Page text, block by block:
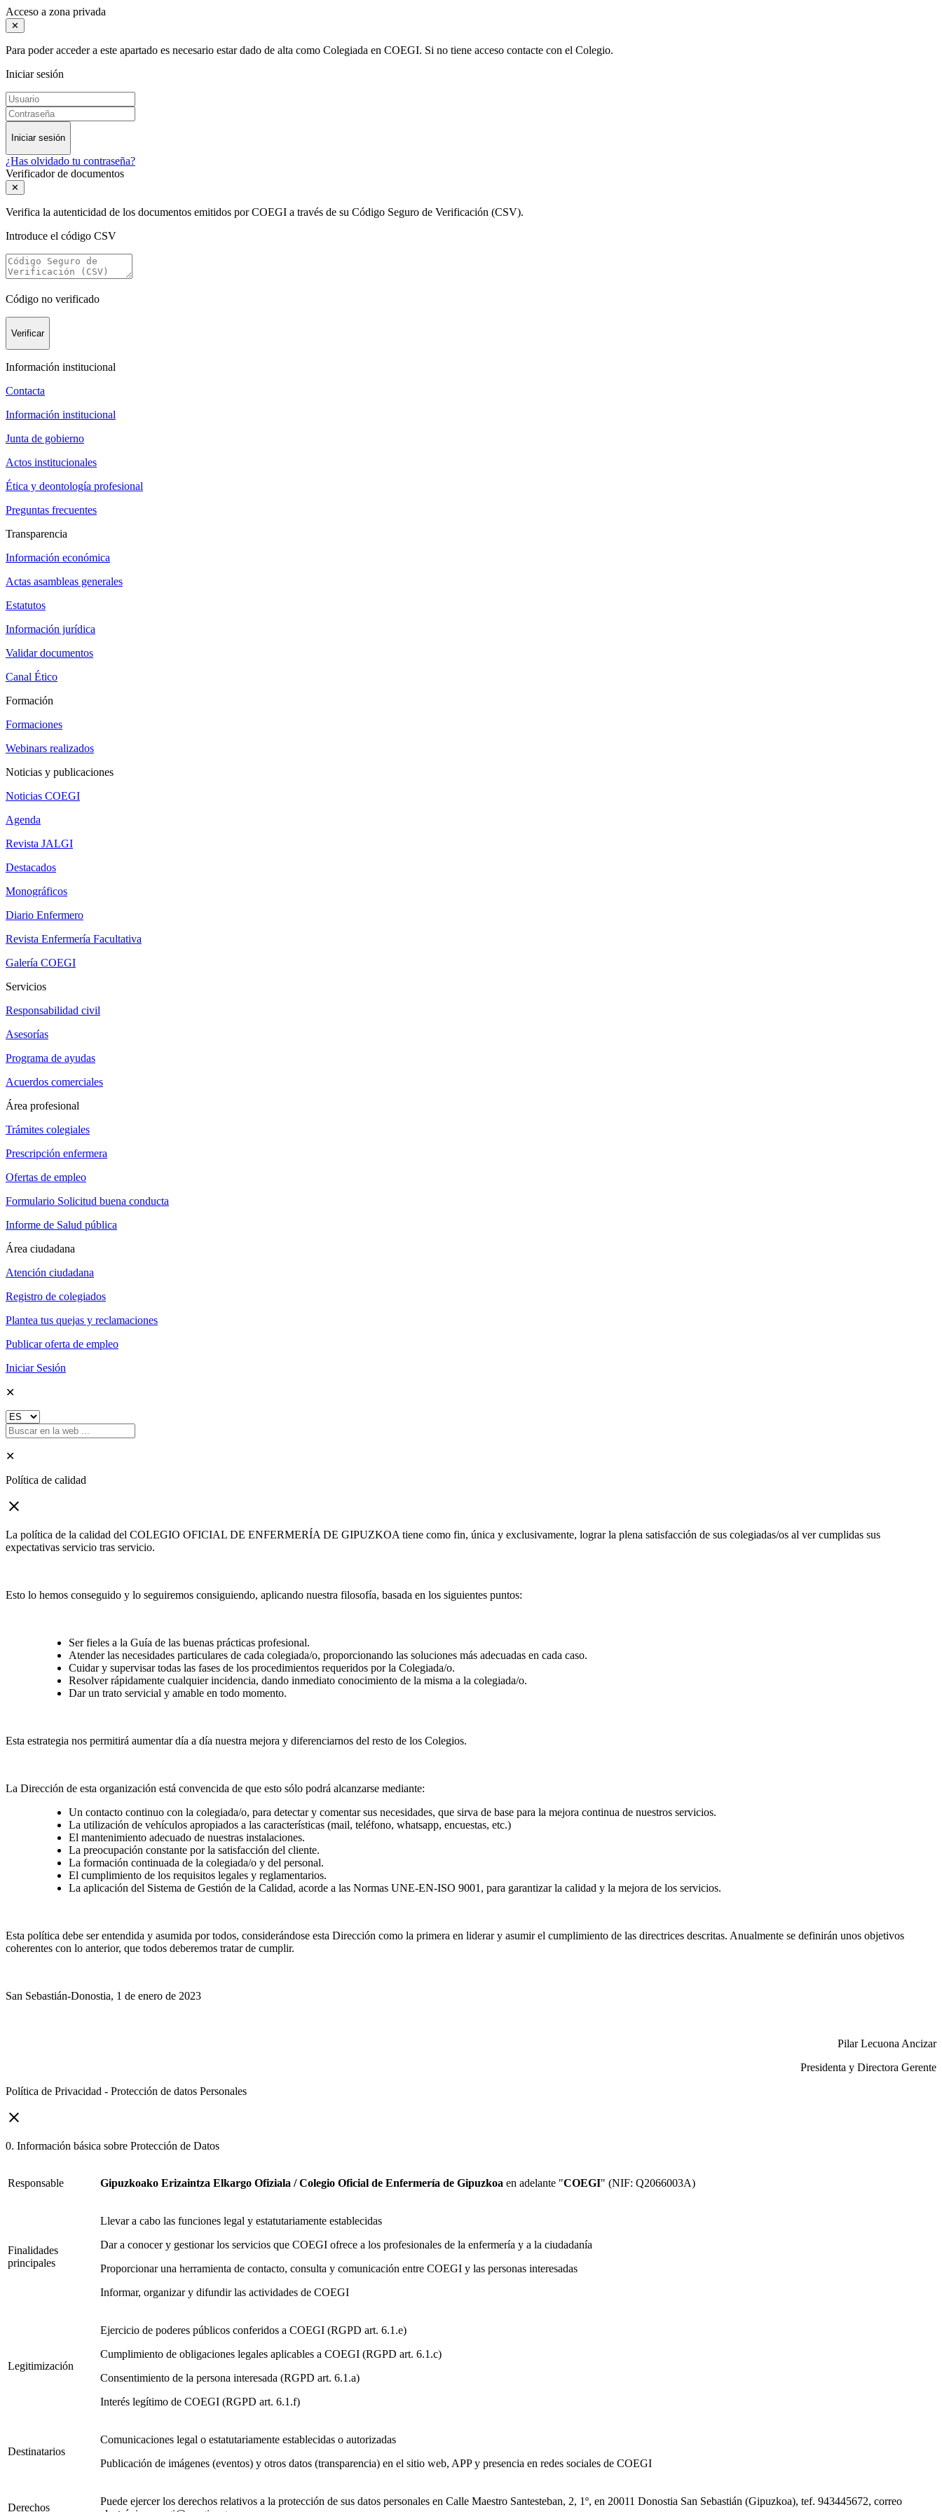
Acceso a zona privada
✕
Para poder acceder a este apartado es necesario estar dado de alta como Colegiada en COEGI. Si no tiene acceso contacte con el Colegio.
Iniciar sesión
Iniciar sesión
¿Has olvidado tu contraseña?
Verificador de documentos
✕
Verifica la autenticidad de los documentos emitidos por COEGI a través de su Código Seguro de Verificación (CSV).
Introduce el código CSV
Código no verificado
Verificar
Información institucional
Contacta
Información institucional
Junta de gobierno
Actos institucionales
Ética y deontología profesional
Preguntas frecuentes
Transparencia
Información económica
Actas asambleas generales
Estatutos
Información jurídica
Validar documentos
Canal Ético
Formación
Formaciones
Webinars realizados
Noticias y publicaciones
Noticias COEGI
Agenda
Revista JALGI
Destacados
Monográficos
Diario Enfermero
Revista Enfermería Facultativa
Galería COEGI
Servicios
Responsabilidad civil
Asesorías
Programa de ayudas
Acuerdos comerciales
Área profesional
Trámites colegiales
Prescripción enfermera
Ofertas de empleo
Formulario Solicitud buena conducta
Informe de Salud pública
Área ciudadana
Atención ciudadana
Registro de colegiados
Plantea tus quejas y reclamaciones
Publicar oferta de empleo
Iniciar Sesión
✕
✕
Política de calidad
close
La política de la calidad del COLEGIO OFICIAL DE ENFERMERÍA DE GIPUZKOA tiene como fin, única y exclusivamente, lograr la plena satisfacción de sus colegiadas/os al ver cumplidas sus
expectativas servicio tras servicio.
Esto lo hemos conseguido y lo seguiremos consiguiendo, aplicando nuestra filosofía, basada en los siguientes puntos:
Ser fieles a la Guía de las buenas prácticas profesional.
Atender las necesidades particulares de cada colegiada/o, proporcionando las soluciones más adecuadas en cada caso.
Cuidar y supervisar todas las fases de los procedimientos requeridos por la Colegiada/o.
Resolver rápidamente cualquier incidencia, dando inmediato conocimiento de la misma a la colegiada/o.
Dar un trato servicial y amable en todo momento.
Esta estrategia nos permitirá aumentar día a día nuestra mejora y diferenciarnos del resto de los Colegios.
La Dirección de esta organización está convencida de que esto sólo podrá alcanzarse mediante:
Un contacto continuo con la colegiada/o, para detectar y comentar sus necesidades, que sirva de base para la mejora continua de nuestros servicios.
La utilización de vehículos apropiados a las características (mail, teléfono, whatsapp, encuestas, etc.)
El mantenimiento adecuado de nuestras instalaciones.
La preocupación constante por la satisfacción del cliente.
La formación continuada de la colegiada/o y del personal.
El cumplimiento de los requisitos legales y reglamentarios.
La aplicación del Sistema de Gestión de la Calidad, acorde a las Normas UNE-EN-ISO 9001, para garantizar la calidad y la mejora de los servicios.
Esta política debe ser entendida y asumida por todos, considerándose esta Dirección como la primera en liderar y asumir el cumplimiento de las directrices descritas. Anualmente se definirán unos objetivos
coherentes con lo anterior, que todos deberemos tratar de cumplir.
San Sebastián-Donostia, 1 de enero de 2023
Pilar Lecuona Ancizar
Presidenta y Directora Gerente
Política de Privacidad - Protección de datos Personales
close
0. Información básica sobre Protección de Datos
Responsable Gipuzkoako Erizaintza Elkargo Ofiziala / Colegio Oficial de Enfermería de Gipuzkoa en adelante "COEGI" (NIF: Q2066003A)
Finalidades
principales
Llevar a cabo las funciones legal y estatutariamente establecidas
Dar a conocer y gestionar los servicios que COEGI ofrece a los profesionales de la enfermería y a la ciudadanía
Proporcionar una herramienta de contacto, consulta y comunicación entre COEGI y las personas interesadas
Informar, organizar y difundir las actividades de COEGI
Legitimización
Ejercicio de poderes públicos conferidos a COEGI (RGPD art. 6.1.e)
Cumplimiento de obligaciones legales aplicables a COEGI (RGPD art. 6.1.c)
Consentimiento de la persona interesada (RGPD art. 6.1.a)
Interés legítimo de COEGI (RGPD art. 6.1.f)
Destinatarios
Comunicaciones legal o estatutariamente establecidas o autorizadas
Publicación de imágenes (eventos) y otros datos (transparencia) en el sitio web, APP y presencia en redes sociales de COEGI
Derechos
Puede ejercer los derechos relativos a la protección de sus datos personales en Calle Maestro Santesteban, 2, 1º, en 20011 Donostia San Sebastián (Gipuzkoa), tef. 943445672, correo